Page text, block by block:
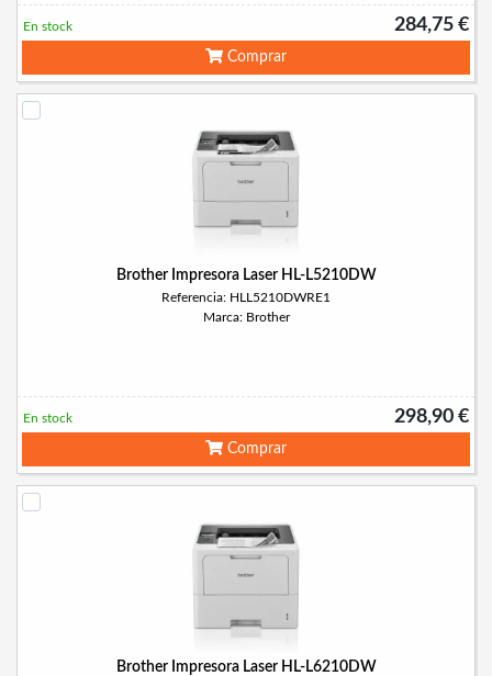
284,75 €
En stock
Comprar
Brother Impresora Laser HL-L5210DW
Referencia: HLL5210DWRE1
Marca: Brother
298,90 €
En stock
Comprar
Brother Impresora Laser HL-L6210DW